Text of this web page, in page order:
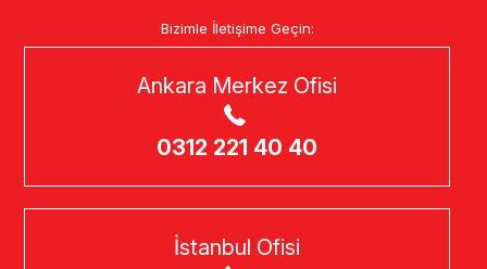
Bizimle İletişime Geçin:
Ankara Merkez Ofisi
0312 221 40 40
İstanbul Ofisi